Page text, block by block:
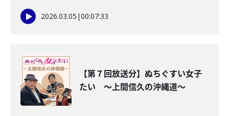
2026.03.05 |00:07:33
【第７回放送分】ぬちぐすい女子
たい ～上間信久の沖縄道～